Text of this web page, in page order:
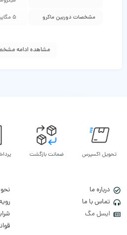
مشخصات دوربین ماکرو 5 مگاپیکسل، f/2.4
مشاهده ادامه
تحویل اکسپرس ضمانت بازگشت
درباره ما
تماس با ما
ایسل مگ